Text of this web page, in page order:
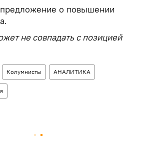
о повышении
не совпадать с позицией
Колумнисты АНАЛИТИКА